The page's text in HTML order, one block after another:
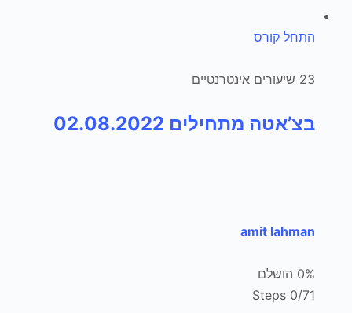
התחל קורס
23 שיעורים אינטרנטיים
בצ’אטה מתחילים 02.08.2022
amit lahman
0% הושלם
0/71 Steps